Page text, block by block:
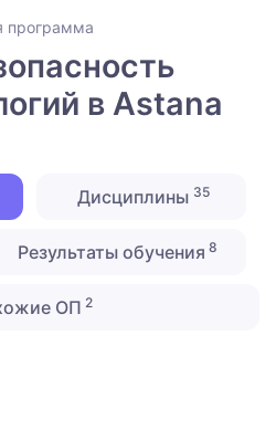
программа
в Astana
Дисциплины 35
Результаты обучения 8
ОП 2